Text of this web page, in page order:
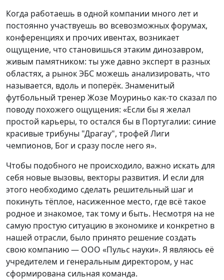
Когда работаешь в одной компании много лет и
постоянно участвуешь во всевозможных форумах,
конференциях и прочих ивентах, возникает
ощущение, что становишься этаким динозавром,
живым памятником: ты уже давно эксперт в разных
областях, а рынок ЭБС можешь анализировать, что
называется, вдоль и поперёк. Знаменитый
футбольный тренер Жозе Моуриньо как-то сказал по
поводу похожего ощущения: «Если бы я желал
простой карьеры, то остался бы в Португалии: синие
красивые трибуны "Драгау", трофей Лиги
чемпионов, Бог и сразу после него я».
Чтобы подобного не происходило, важно искать для
себя новые вызовы, векторы развития. И если для
этого необходимо сделать решительный шаг и
покинуть тёплое, насиженное место, где всё такое
родное и знакомое, так тому и быть. Несмотря на не
самую простую ситуацию в экономике и конкретно в
нашей отрасли, было принято решение создать
свою компанию — ООО «Пульс науки». Я являюсь её
учредителем и генеральным директором, у нас
сформирована сильная команда.